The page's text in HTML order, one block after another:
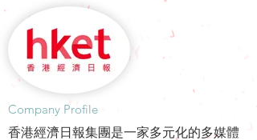
​Company Profile
香港經濟日報集團是一家多元化的多媒體